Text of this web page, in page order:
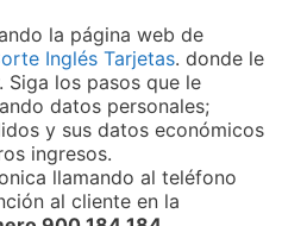
la página web de
Inglés Tarjetas. donde le
Siga los pasos que le
datos personales;
y sus datos económicos
ingresos.
llamando al teléfono
al cliente en la